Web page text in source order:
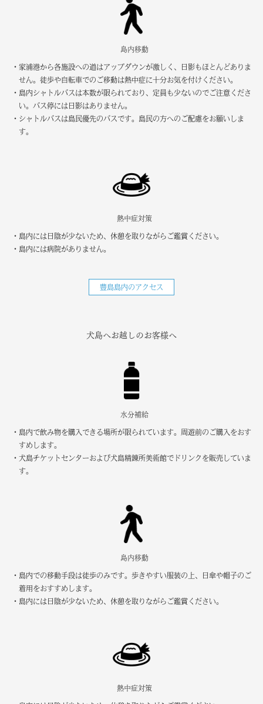
島内移動
・家浦港から各施設への道はアップダウンが激しく、日影もほとんどありま
せん。徒歩や自転車でのご移動は熱中症に十分お気を付けください。
・島内シャトルバスは本数が限られており、定員も少ないのでご注意くださ
い。バス停には日影はありません。
・シャトルバスは島民優先のバスです。島民の方へのご配慮をお願いしま
す。
熱中症対策
・島内には日陰が少ないため、休憩を取りながらご鑑賞ください。
・島内には病院がありません。
豊島島内のアクセス
犬島へお越しのお客様へ
水分補給
・島内で飲み物を購入できる場所が限られています。周遊前のご購入をおす
すめします。
・犬島チケットセンターおよび犬島精錬所美術館でドリンクを販売していま
す。
島内移動
・島内での移動手段は徒歩のみです。歩きやすい服装の上、日傘や帽子のご
着用をおすすめします。
・島内には日陰が少ないため、休憩を取りながらご鑑賞ください。
熱中症対策